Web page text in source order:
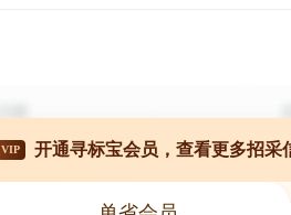
VIP 开通寻标宝会员，查看更多招采